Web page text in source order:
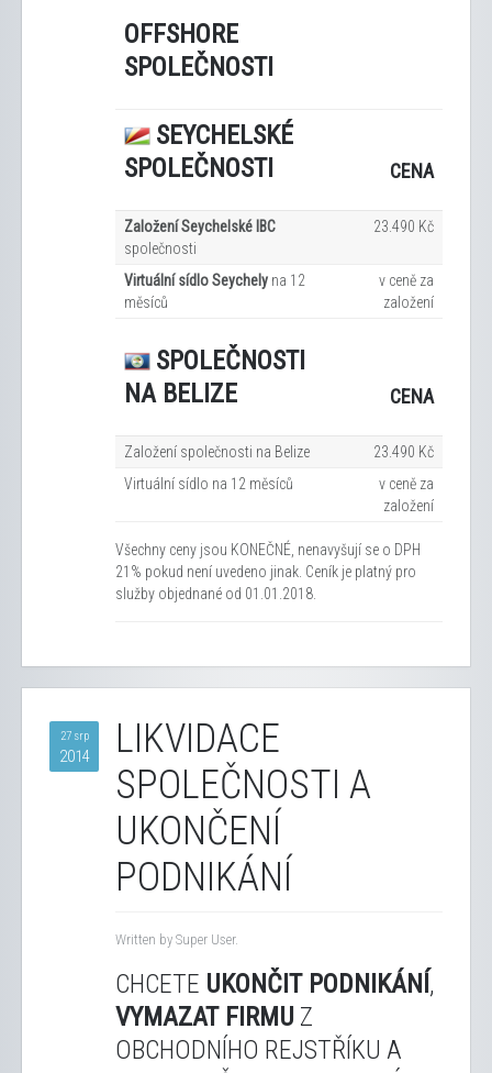
OFFSHORE
SPOLEČNOSTI
SEYCHELSKÉ
SPOLEČNOSTI
CENA
Založení Seychelské IBC
společnosti
23.490 Kč
Virtuální sídlo Seychely na 12
měsíců
v ceně za
založení
SPOLEČNOSTI
NA BELIZE
CENA
Založení společnosti na Belize
23.490 Kč
Virtuální sídlo na 12 měsíců
v ceně za
založení
Všechny ceny jsou KONEČNÉ, nenavyšují se o DPH
21% pokud není uvedeno jinak. Ceník je platný pro
služby objednané od 01.01.2018.
27 srp
2014
LIKVIDACE
SPOLEČNOSTI A
UKONČENÍ
PODNIKÁNÍ
Written by Super User.
CHCETE UKONČIT PODNIKÁNÍ,
VYMAZAT FIRMU Z
OBCHODNÍHO REJSTŘÍKU A